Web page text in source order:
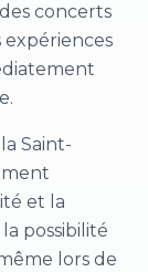
concerts
expériences
Saint-
et la
possibilité
lors de